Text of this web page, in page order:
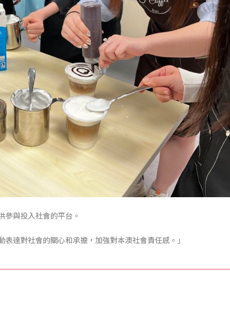
參與投入社會的平台。
達對社會的關心和承擔，加強對本澳社會責任感。」